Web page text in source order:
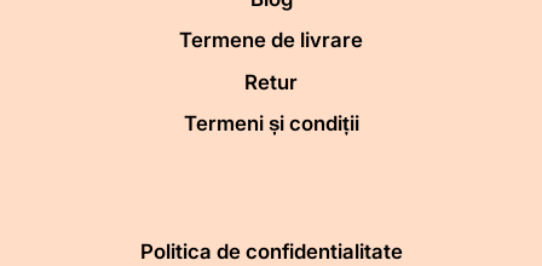
Termene de livrare
Retur
Termeni și condiții
Politica de confidentialitate